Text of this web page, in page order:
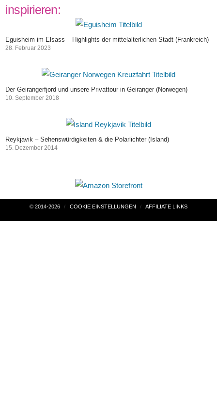
inspirieren:
Eguisheim im Elsass – Highlights der mittelalterlichen Stadt (Frankreich)
28. Februar 2023
Der Geirangerfjord und unsere Privattour in Geiranger (Norwegen)
10. September 2018
Reykjavik – Sehenswürdigkeiten & die Polarlichter (Island)
15. Dezember 2014
Beitragsnavigation
© 2014-2026 COOKIE EINSTELLUNGEN AFFILIATE LINKS